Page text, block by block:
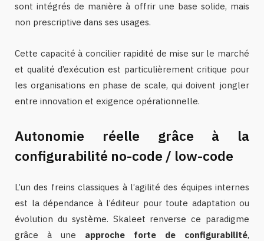
sont intégrés de manière à offrir une base solide, mais
non prescriptive dans ses usages.
Cette capacité à concilier rapidité de mise sur le marché
et qualité d’exécution est particulièrement critique pour
les organisations en phase de scale, qui doivent jongler
entre innovation et exigence opérationnelle.
Autonomie réelle grâce à la
configurabilité no-code / low-code
L’un des freins classiques à l’agilité des équipes internes
est la dépendance à l’éditeur pour toute adaptation ou
évolution du système. Skaleet renverse ce paradigme
grâce à une approche forte de configurabilité,